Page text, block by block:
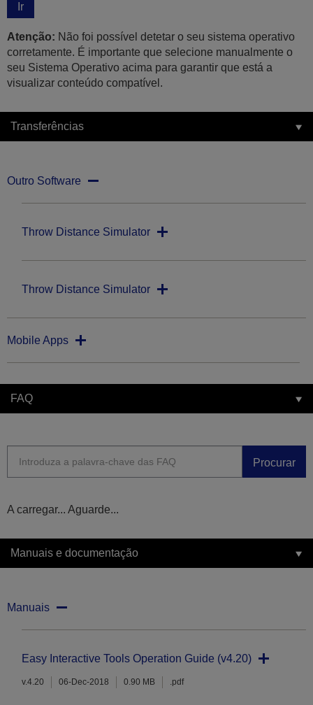
Ir
Atenção: Não foi possível detetar o seu sistema operativo
corretamente. É importante que selecione manualmente o
seu Sistema Operativo acima para garantir que está a
visualizar conteúdo compatível.
Transferências
Outro Software
Throw Distance Simulator
Throw Distance Simulator
Mobile Apps
FAQ
Procurar
A carregar... Aguarde...
Manuais e documentação
Manuais
Easy Interactive Tools Operation Guide (v4.20)
v.4.20 06-Dec-2018 0.90 MB .pdf